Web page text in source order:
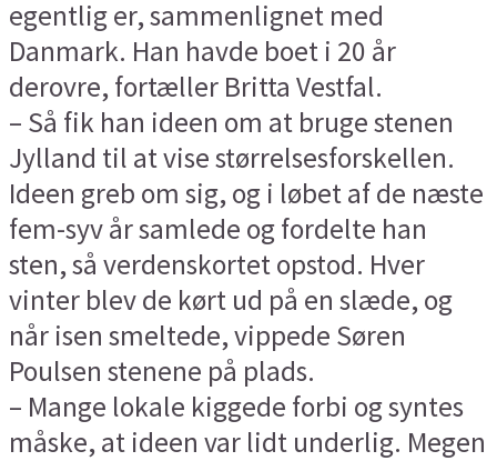
egentlig er, sammenlignet med
Danmark. Han havde boet i 20 år
derovre, fortæller Britta Vestfal.
– Så fik han ideen om at bruge stenen
Jylland til at vise størrelsesforskellen.
Ideen greb om sig, og i løbet af de næste
fem-syv år samlede og fordelte han
sten, så verdenskortet opstod. Hver
vinter blev de kørt ud på en slæde, og
når isen smeltede, vippede Søren
Poulsen stenene på plads.
– Mange lokale kiggede forbi og syntes
måske, at ideen var lidt underlig. Megen